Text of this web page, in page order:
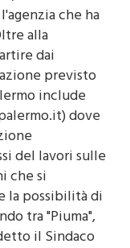
che ha
alla
dai
previsto
include
dove
del lavori sulle
che si
la possibilità di
tra "Piuma",
il Sindaco